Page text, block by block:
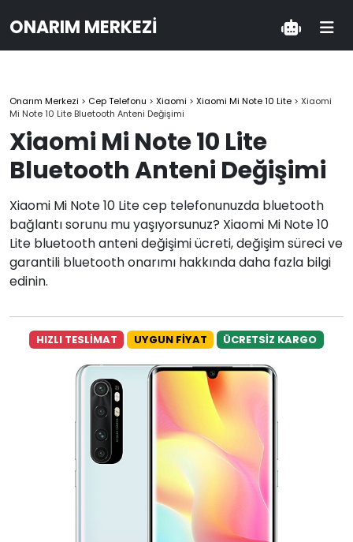
ONARIM MERKEZI
Onarım Merkezi > Cep Telefonu > Xiaomi > Xiaomi Mi Note 10 Lite > Xiaomi
Mi Note 10 Lite Bluetooth Anteni Değişimi
Xiaomi Mi Note 10 Lite
Bluetooth Anteni Değişimi
Xiaomi Mi Note 10 Lite cep telefonunuzda bluetooth
bağlantı sorunu mu yaşıyorsunuz? Xiaomi Mi Note 10
Lite bluetooth anteni değişimi ücreti, değişim süreci ve
garantili bluetooth onarımı hakkında daha fazla bilgi
edinin.
HIZLI TESLİMAT UYGUN FİYAT ÜCRETSİZ KARGO